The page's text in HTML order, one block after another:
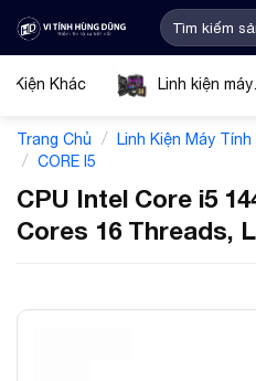
qua
dung
Tìm
kiếm:
Linh kiện máy
Kiện Khác
Trang Chủ / Linh Kiện Máy Tính
/ CORE I5
CPU Intel Core i5
Cores 16 Threads,